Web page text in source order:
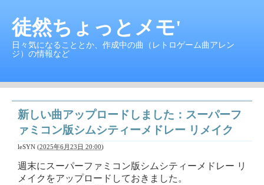
徒然ちょっとメモ'
日々気になることとか、作成中の曲（レトロゲーム曲アレン
ジ）の情報など
新しい曲アップロードしました：スーパーフ
ァミコン版シムシティーメドレー リメイク
leSYN (2025年6月23日 20:00)
週末にスーパーファミコン版シムシティーメドレー リ
メイクをアップロードしておきました。